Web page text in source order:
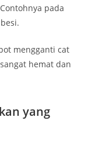
pada
mengganti cat
hemat dan
yang